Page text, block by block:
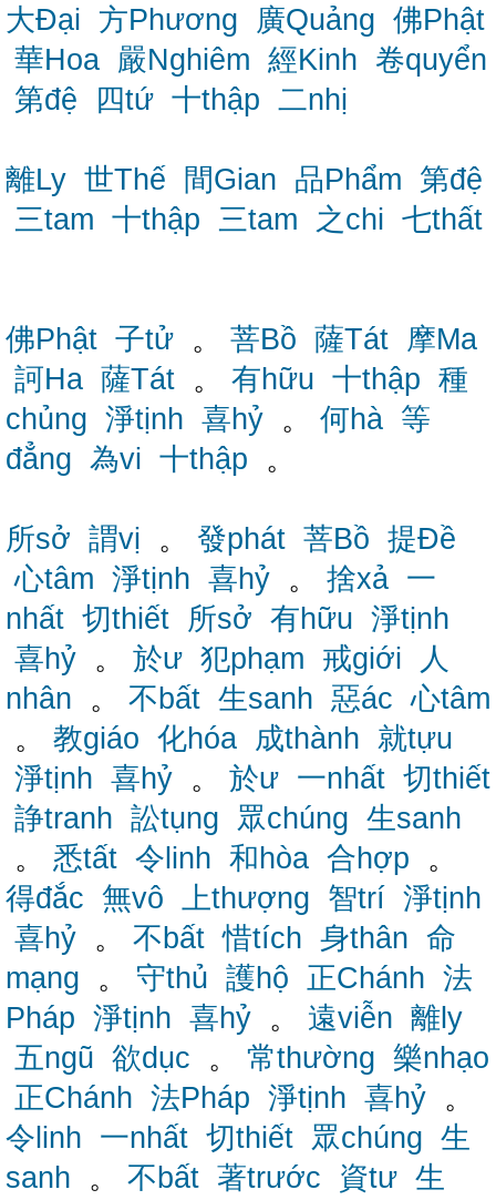
大Đại 方Phương 廣Quảng 佛Phật
華Hoa 嚴Nghiêm 經Kinh 卷quyển
第đệ
四tứ 十thập 二nhị
離Ly 世Thế 間Gian 品Phẩm 第đệ
三tam 十thập 三tam 之chi 七thất
佛Phật 子tử 。 菩Bồ 薩Tát 摩Ma
訶Ha 薩Tát 。 有hữu 十thập 種
chủng 淨tịnh 喜hỷ 。 何hà 等
đẳng 為vi 十thập 。
所sở 謂vị 。 發phát 菩Bồ 提Đề
心tâm 淨tịnh 喜hỷ 。 捨xả 一
nhất 切thiết 所sở 有hữu 淨tịnh
喜hỷ 。 於ư 犯phạm 戒giới
人
nhân 。 不bất 生sanh 惡ác 心tâm
。 教giáo 化hóa 成thành 就tựu
淨tịnh 喜hỷ 。 於ư 一nhất 切thiết
諍tranh 訟tụng 眾chúng 生sanh
。 悉tất 令linh 和hòa 合hợp 。
得đắc 無vô 上thượng 智trí 淨tịnh
喜hỷ 。 不bất 惜tích 身thân 命
mạng 。 守thủ 護hộ 正Chánh 法
Pháp 淨tịnh 喜hỷ 。 遠viễn 離ly
五ngũ 欲dục 。 常thường 樂nhạo
正Chánh 法Pháp 淨tịnh 喜hỷ 。
令linh 一nhất 切thiết 眾chúng 生
sanh 。 不bất 著trước 資tư 生